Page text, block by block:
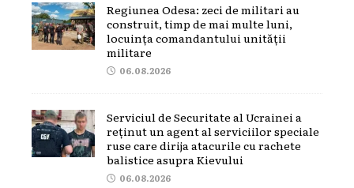
Regiunea Odesa: zeci de militari au
construit, timp de mai multe luni,
locuința comandantului unității
militare
06.08.2026
Serviciul de Securitate al Ucrainei a
reținut un agent al serviciilor speciale
ruse care dirija atacurile cu rachete
balistice asupra Kievului
06.08.2026